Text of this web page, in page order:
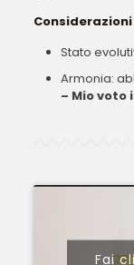
Stato
Armonia:
– Mio voto
Fai